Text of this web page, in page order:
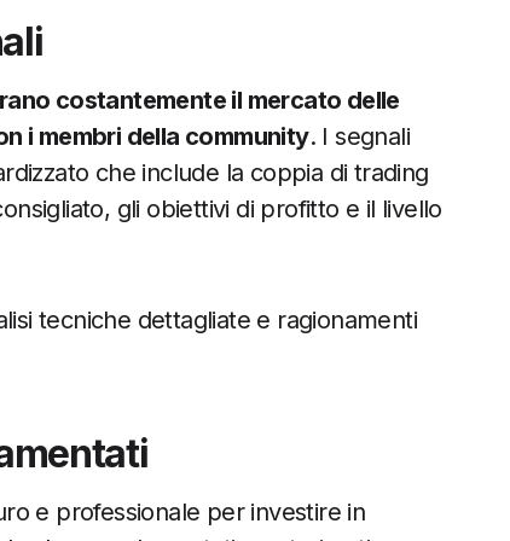
costantemente il mercato delle
i membri della community. I segnali
che include la coppia di trading
gli obiettivi di profitto e il livello
tecniche dettagliate e ragionamenti
e professionale per investire in